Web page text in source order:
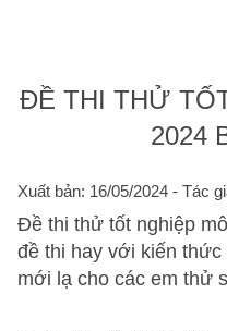
ĐỀ THI THỬ
2024
Xuất bản: 16/05/2024 - Tác
Đề thi thử tốt nghiệp
đề thi hay với kiến thức
mới lạ cho các em thử